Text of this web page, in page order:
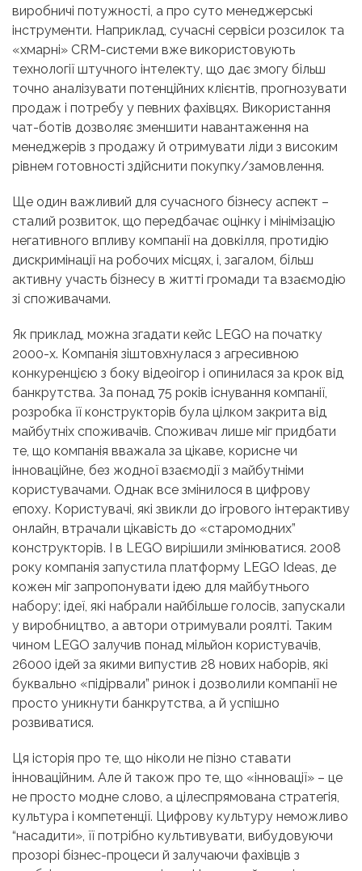
виробничі потужності, а про суто менеджерські
інструменти. Наприклад, сучасні сервіси розсилок та
«хмарні» CRM-системи вже використовують
технології штучного інтелекту, що дає змогу більш
точно аналізувати потенційних клієнтів, прогнозувати
продаж і потребу у певних фахівцях. Використання
чат-ботів дозволяє зменшити навантаження на
менеджерів з продажу й отримувати ліди з високим
рівнем готовності здійснити покупку/замовлення.
Ще один важливий для сучасного бізнесу аспект –
сталий розвиток, що передбачає оцінку і мінімізацію
негативного впливу компанії на довкілля, протидію
дискримінації на робочих місцях, і, загалом, більш
активну участь бізнесу в житті громади та взаємодію
зі споживачами.
Як приклад, можна згадати кейс LEGO на початку
2000-х. Компанія зіштовхнулася з агресивною
конкуренцією з боку відеоігор і опинилася за крок від
банкрутства. За понад 75 років існування компанії,
розробка її конструкторів була цілком закрита від
майбутніх споживачів. Споживач лише міг придбати
те, що компанія вважала за цікаве, корисне чи
інноваційне, без жодної взаємодії з майбутніми
користувачами. Однак все змінилося в цифрову
епоху. Користувачі, які звикли до ігрового інтерактиву
онлайн, втрачали цікавість до «старомодних”
конструкторів. І в LEGO вирішили змінюватися. 2008
року компанія запустила платформу LEGO Ideas, де
кожен міг запропонувати ідею для майбутнього
набору; ідеї, які набрали найбільше голосів, запускали
у виробництво, а автори отримували роялті. Таким
чином LEGO залучив понад мільйон користувачів,
26000 ідей за якими випустив 28 нових наборів, які
буквально «підірвали” ринок і дозволили компанії не
просто уникнути банкрутства, а й успішно
розвиватися.
Ця історія про те, що ніколи не пізно ставати
інноваційним. Але й також про те, що «інновації» – це
не просто модне слово, а цілеспрямована стратегія,
культура і компетенції. Цифрову культуру неможливо
“насадити», її потрібно культивувати, вибудовуючи
прозорі бізнес-процеси й залучаючи фахівців з